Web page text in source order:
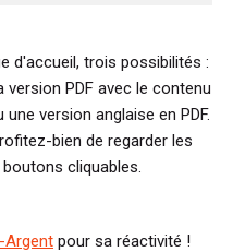
d'accueil, trois possibilités :
PDF avec le contenu
version anglaise en PDF.
bien de regarder les
cliquables.
Argent pour sa réactivité !